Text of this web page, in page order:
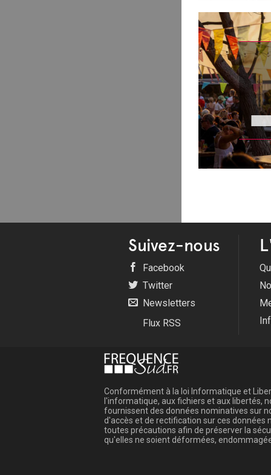
Suivez-nous
Facebook
Twitter
Newsletters
Flux RSS
Conformément à la loi Informatique et
l'informatique, aux fichiers et aux libertés,
fournissent des données nominatives sur
d'accès et de rectification sur ces données
toutes précautions afin de préserver la
qu'elles ne soient déformées,